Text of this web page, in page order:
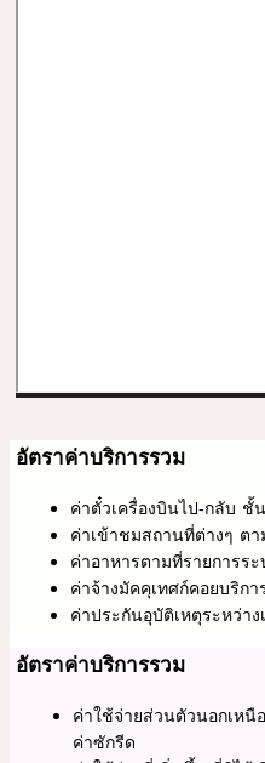
อัตราค่าบริการรวม
ค่าตั๋วเครื่องบินไป-กลับ ชั้
ค่าเข้าชมสถานที่ต่างๆ ตา
ค่าอาหารตามที่รายการระ
ค่าจ้างมัคคุเทศก์คอยบริกา
ค่าประกันอุบัติเหตุระหว่าง
อัตราค่าบริการรวม
ค่าใช้จ่ายส่วนตัวนอกเหนื
ค่าซักรีด